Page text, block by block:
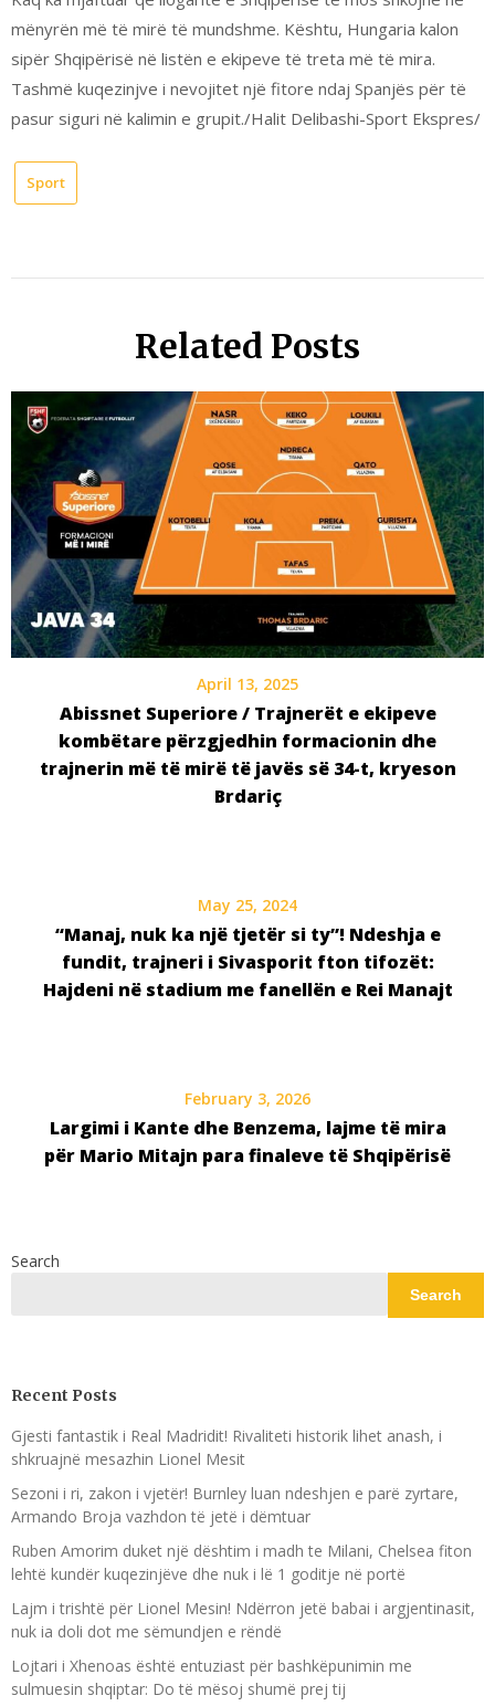
mënyrën më të mirë të mundshme. Kështu, Hungaria kalon
sipër Shqipërisë në listën e ekipeve të treta më të mira.
Tashmë kuqezinjve i nevojitet një fitore ndaj Spanjës për të
pasur siguri në kalimin e grupit./Halit Delibashi-Sport Ekspres/
Sport
Related Posts
April 13, 2025
Abissnet Superiore / Trajnerët e ekipeve
kombëtare përzgjedhin formacionin dhe
trajnerin më të mirë të javës së 34-t, kryeson
Brdariç
May 25, 2024
“Manaj, nuk ka një tjetër si ty”! Ndeshja e
fundit, trajneri i Sivasporit fton tifozët:
Hajdeni në stadium me fanellën e Rei Manajt
February 3, 2026
Largimi i Kante dhe Benzema, lajme të mira
për Mario Mitajn para finaleve të Shqipërisë
Search
Search
Recent Posts
Gjesti fantastik i Real Madridit! Rivaliteti historik lihet anash, i
shkruajnë mesazhin Lionel Mesit
Sezoni i ri, zakon i vjetër! Burnley luan ndeshjen e parë zyrtare,
Armando Broja vazhdon të jetë i dëmtuar
Ruben Amorim duket një dështim i madh te Milani, Chelsea fiton
lehtë kundër kuqezinjëve dhe nuk i lë 1 goditje në portë
Lajm i trishtë për Lionel Mesin! Ndërron jetë babai i argjentinasit,
nuk ia doli dot me sëmundjen e rëndë
Lojtari i Xhenoas është entuziast për bashkëpunimin me
sulmuesin shqiptar: Do të mësoj shumë prej tij